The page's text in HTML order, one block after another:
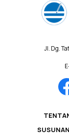
Jl. Dg.